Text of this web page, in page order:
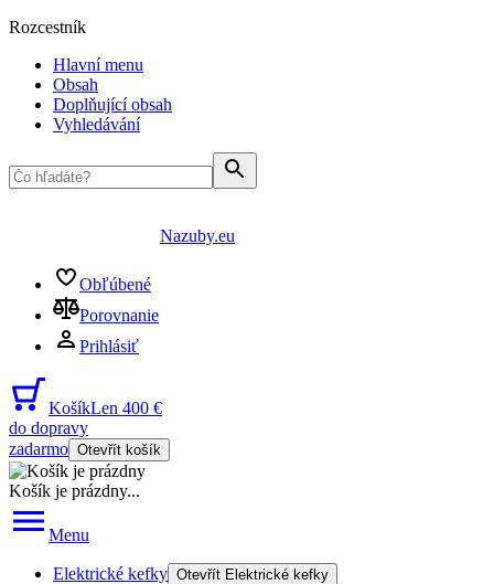
Rozcestník
Hlavní menu
Obsah
Doplňující obsah
Vyhledávání
Nazuby.eu
Obľúbené
Porovnanie
Prihlásiť
KošíkLen 400 €
do dopravy
zadarmo Otevřít košík
Košík je prázdny...
Menu
Elektrické kefky Otevřít Elektrické kefky